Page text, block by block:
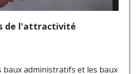
de l'attractivité
administratifs et les baux